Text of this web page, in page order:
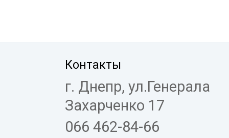
Контакты
г. Днепр, ул.Генерала
Захарченко 17
066 462-84-66